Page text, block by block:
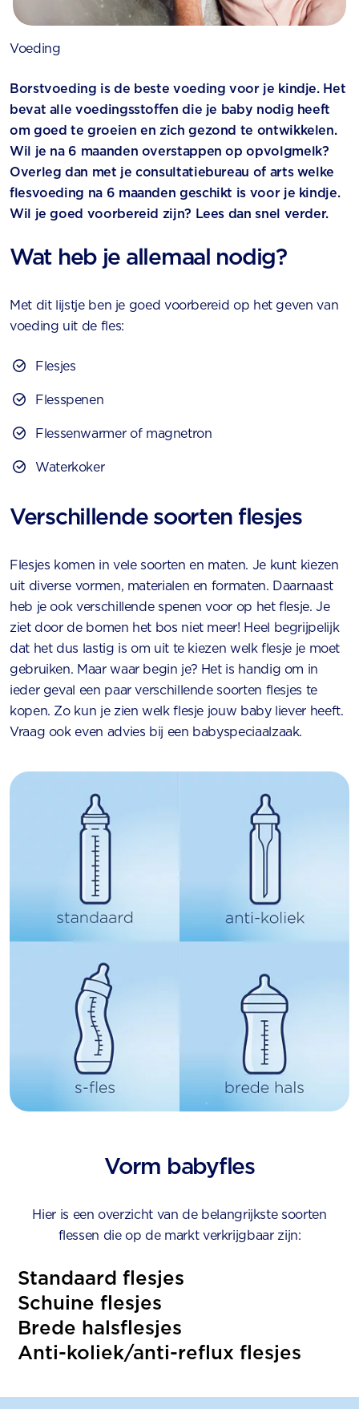
Voeding
Borstvoeding is de beste voeding voor je kindje. Het
bevat alle voedingsstoffen die je baby nodig heeft
om goed te groeien en zich gezond te ontwikkelen.
Wil je na 6 maanden overstappen op opvolgmelk?
Overleg dan met je consultatiebureau of arts welke
flesvoeding na 6 maanden geschikt is voor je kindje.
Wil je goed voorbereid zijn? Lees dan snel verder.
Wat heb je allemaal nodig?
Met dit lijstje ben je goed voorbereid op het geven van
voeding uit de fles:
Flesjes
Flesspenen
Flessenwarmer of magnetron
Waterkoker
Verschillende soorten flesjes
Flesjes komen in vele soorten en maten. Je kunt kiezen
uit diverse vormen, materialen en formaten. Daarnaast
heb je ook verschillende spenen voor op het flesje. Je
ziet door de bomen het bos niet meer! Heel begrijpelijk
dat het dus lastig is om uit te kiezen welk flesje je moet
gebruiken. Maar waar begin je? Het is handig om in
ieder geval een paar verschillende soorten flesjes te
kopen. Zo kun je zien welk flesje jouw baby liever heeft.
Vraag ook even advies bij een babyspeciaalzaak.
Vorm babyfles
Hier is een overzicht van de belangrijkste soorten
flessen die op de markt verkrijgbaar zijn:
Standaard flesjes
Schuine flesjes
Brede halsflesjes
Anti-koliek/anti-reflux flesjes